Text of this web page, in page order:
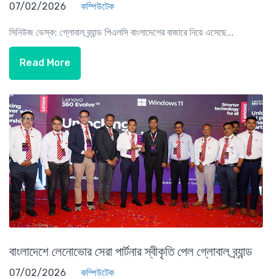
07/02/2026 কম্পিউটেক
সিনিউজ ডেস্ক: গ্লোবাল ব্র্যান্ড পিএলসি বাংলাদেশের বাজারে নিয়ে এসেছে...
Read More
বাংলাদেশে লেনোভোর সেরা পার্টনার স্বীকৃতি পেল গ্লোবাল ব্র্যান্ড
07/02/2026 কম্পিউটেক